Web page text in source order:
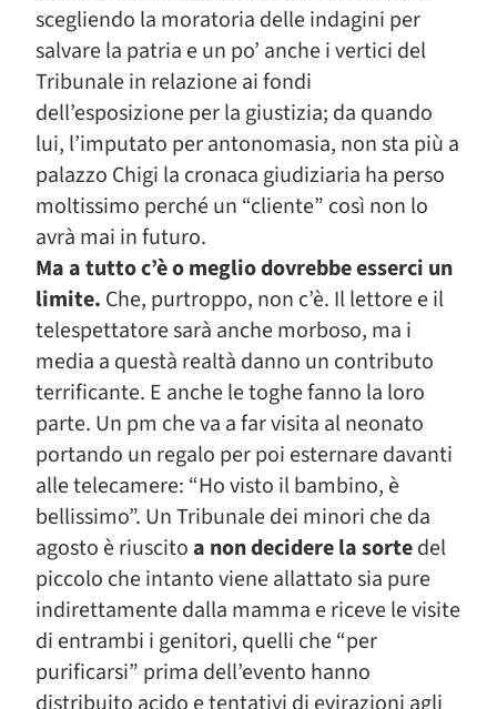
scegliendo la moratoria delle indagini per
salvare la patria e un po’ anche i vertici del
Tribunale in relazione ai fondi
dell’esposizione per la giustizia; da quando
lui, l’imputato per antonomasia, non sta più a
palazzo Chigi la cronaca giudiziaria ha perso
moltissimo perché un “cliente” così non lo
avrà mai in futuro.
Ma a tutto c’è o meglio dovrebbe esserci un
limite. Che, purtroppo, non c’è. Il lettore e il
telespettatore sarà anche morboso, ma i
media a questà realtà danno un contributo
terrificante. E anche le toghe fanno la loro
parte. Un pm che va a far visita al neonato
portando un regalo per poi esternare davanti
alle telecamere: “Ho visto il bambino, è
bellissimo”. Un Tribunale dei minori che da
agosto è riuscitoa non decidere la sortedel
piccolo che intanto viene allattato sia pure
indirettamente dalla mamma e riceve le visite
di entrambi i genitori, quelli che “per
purificarsi” prima dell’evento hanno